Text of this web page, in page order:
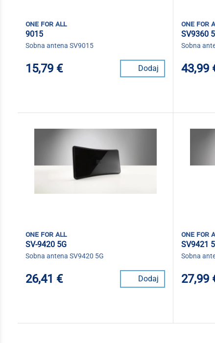
one for all
9015
Sobna antena SV9015
15,79 € Dodaj
one for
SV9360
Sobna
43,99
one for all
SV-9420 5G
Sobna antena SV9420 5G
26,41 € Dodaj
one for
SV9421
Sobna
27,99